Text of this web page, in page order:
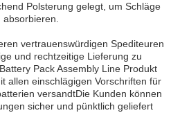
Polsterung gelegt, um Schläge
vertrauenswürdigen Spediteuren
und rechtzeitige Lieferung zu
Pack Assembly Line Produkt
allen einschlägigen Vorschriften für
versandtDie Kunden können
sicher und pünktlich geliefert